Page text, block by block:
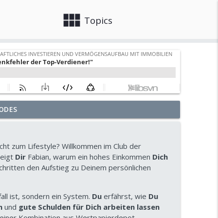
view_module Topics
info_outline
ein Fehler
und Vermögensaufbau mit Immobilien info_outline
vom Rentensystem wirst!
und Vermögensaufbau mit Immobilien
zum Lifestyle? Willkommen im Club der
DirFabian, warum ein hohes Einkommen Dich
den Aufstieg zu Deinem persönlichen
ist, sondern ein System. Duerfährst, wie Du
und gute Schulden für Dich arbeiten lassen